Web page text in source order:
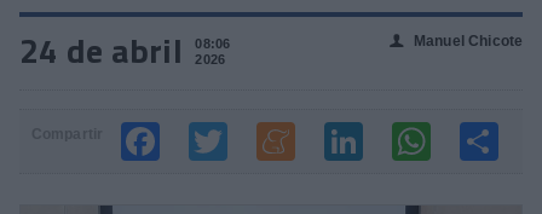
24 de abril
08:06
2026
👤 Manuel Chicote